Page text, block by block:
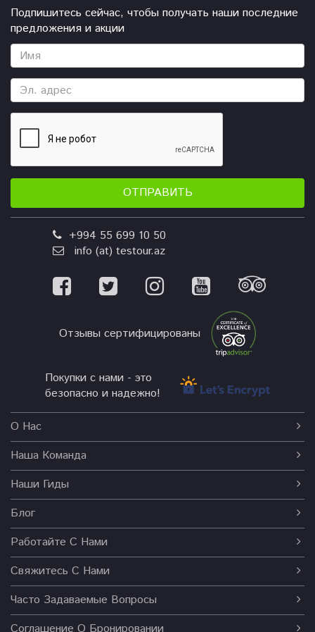
Подпишитесь сейчас, чтобы получать наши последние
предложения и акции
ОТПРАВИТЬ
+994 55 699 10 50
info (at) testour.az
Отзывы сертифицированы
Покупки с нами - это
безопасно и надежно!
О Нас
Наша Команда
Наши Гиды
Блог
Работайте С Нами
Свяжитесь С Нами
Часто Задаваемые Вопросы